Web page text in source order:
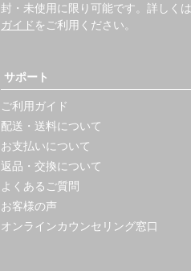
封・未使用に限り可能です。詳しくは
ガイド をご利用ください。
サポート
ご利用ガイド
配送・送料について
お支払いについて
返品・交換について
よくあるご質問
お客様の声
オンラインカウンセリング窓口